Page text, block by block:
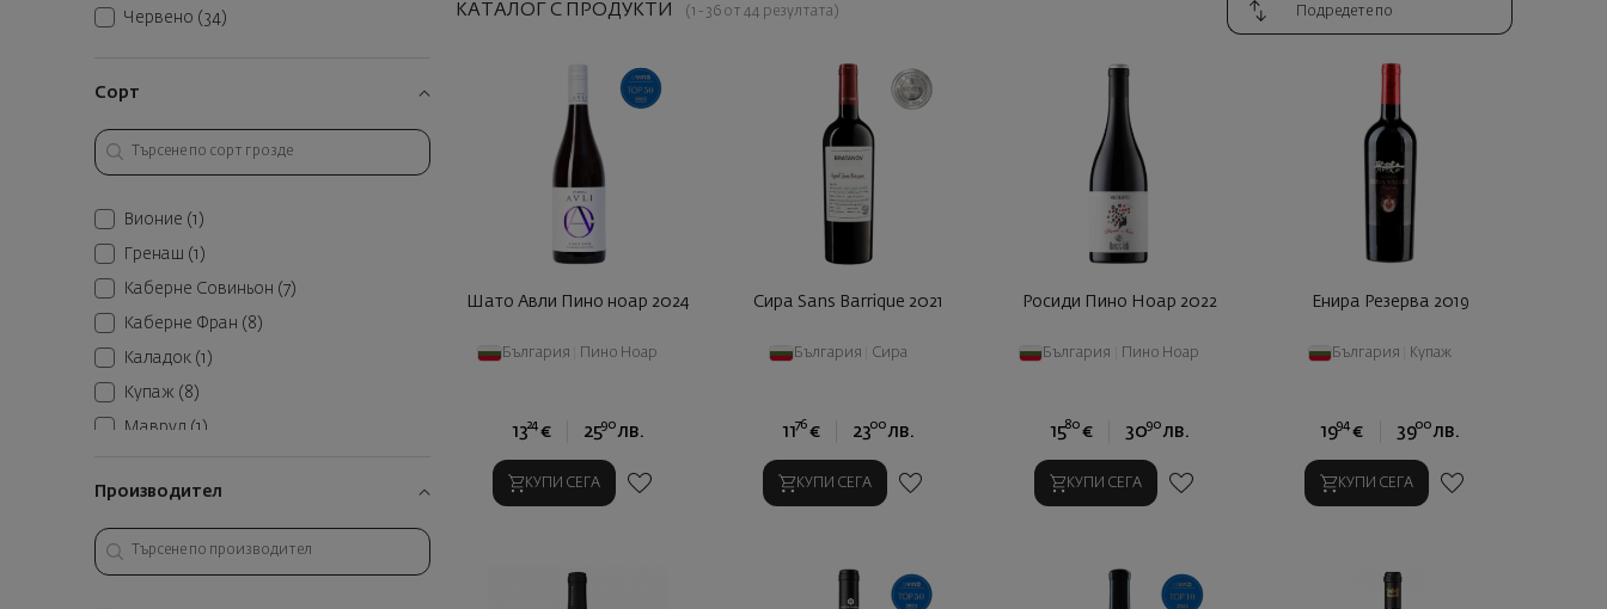
Червено (34)
Сорт
Вионие (1)
Гренаш (1)
Каберне Совиньон (7)
Каберне Фран (8)
Каладок (1)
Купаж (8)
Мавруд (1)
Мурведър (1)
Пино Ноар (5)
Производител
КАТАЛОГ С ПРОДУКТИ (1 - 36 от 44 резултата)
Шато Авли Пино ноар 2024
България Пино Ноар
1324 € 2590 лв.
КУПИ СЕГА
Сира Sans Barrique 2021
България Сира
1176 € 2300 лв.
КУПИ СЕГА
Росиди Пино Ноар 2022
България Пино Ноар
1580 € 3090 лв.
КУПИ СЕГА
Енира Резерва 2019
България Купаж
1994 € 3900 лв.
КУПИ СЕГА